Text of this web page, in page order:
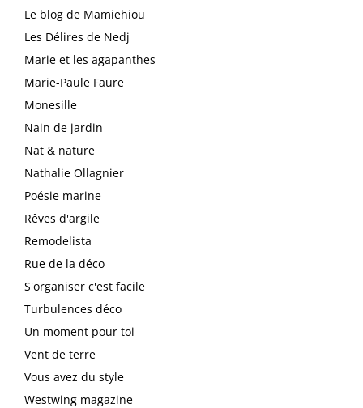
Le blog de Mamiehiou
Les Délires de Nedj
Marie et les agapanthes
Marie-Paule Faure
Monesille
Nain de jardin
Nat & nature
Nathalie Ollagnier
Poésie marine
Rêves d'argile
Remodelista
Rue de la déco
S'organiser c'est facile
Turbulences déco
Un moment pour toi
Vent de terre
Vous avez du style
Westwing magazine